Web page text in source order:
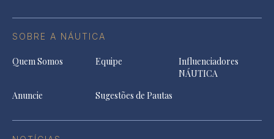
SOBRE A NÁUTICA
Quem Somos Equipe
Influenciadores
NÁUTICA
Anuncie
Sugestões de Pautas